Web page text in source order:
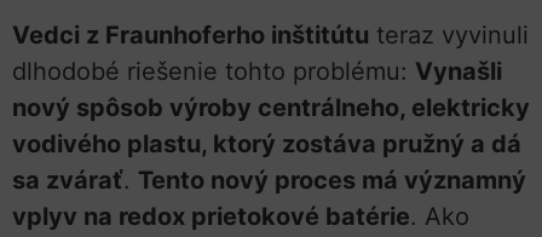
Vedci z Fraunhoferho inštitútu teraz vyvinuli
dlhodobé riešenie tohto problému: Vynašli
nový spôsob výroby centrálneho, elektricky
vodivého plastu, ktorý zostáva pružný a dá
sa zvárať. Tento nový proces má významný
vplyv na redox prietokové batérie. Ako